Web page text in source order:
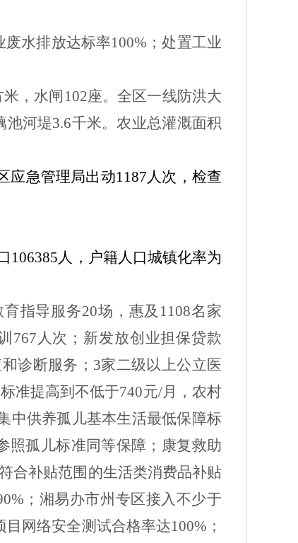
废水排放达标率100% ；处置工业
，水闸 102座。全区一线防洪大
池河堤3.6千米。农业总灌溉面积
应急管理局出动1187人次，检查
106385人，户籍人口城镇化率为
指导服务20场，惠及 1108名家
767 人次；新发放创业担保贷款
诊断服务； 3家二级以上公立医
准提高到不低于740元/月，农村
中供养孤儿基本生活最低保障标
照孤儿标准同等保障；康复救助
合补贴范围的生活类消费品补贴
；湘易办市州专区接入不少于
目网络安全测试合格率达100% ；